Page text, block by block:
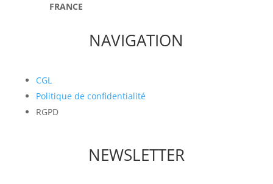
FRANCE
NAVIGATION
CGL
Politique de confidentialité
RGPD
NEWSLETTER